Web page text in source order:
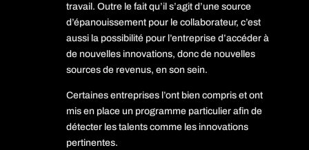
travail. Outre le fait qu’il s’agit d’une source
d’épanouissement pour le collaborateur, c’est
aussi la possibilité pour l’entreprise d’accéder à
de nouvelles innovations, donc de nouvelles
sources de revenus, en son sein.
Certaines entreprises l’ont bien compris et ont
mis en place un programme particulier afin de
détecter les talents comme les innovations
pertinentes.